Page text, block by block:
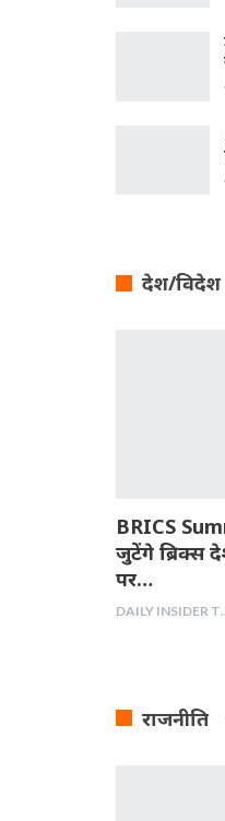
देश/विदेश
BRICS
जुटेंगे ब्रिक्स
पर…
राजनीति